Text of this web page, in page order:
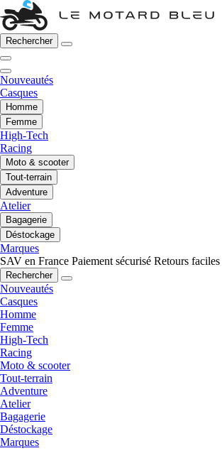
Rechercher
Nouveautés
Casques
Homme
Femme
High-Tech
Racing
Moto & scooter
Tout-terrain
Adventure
Atelier
Bagagerie
Déstockage
Marques
SAV en France Paiement sécurisé Retours faciles
Rechercher
Nouveautés
Casques
Homme
Femme
High-Tech
Racing
Moto & scooter
Tout-terrain
Adventure
Atelier
Bagagerie
Déstockage
Marques